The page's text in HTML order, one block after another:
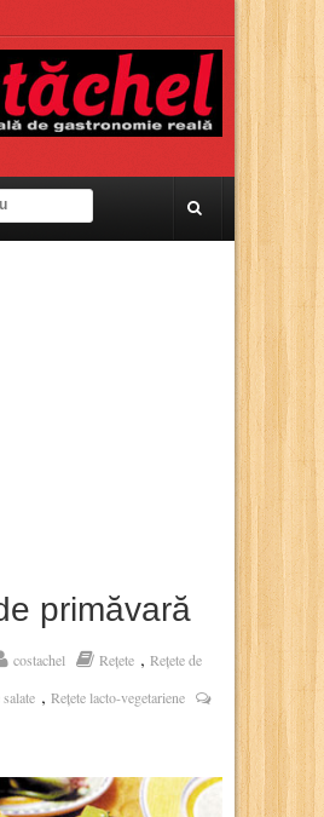
primăvară
costachel Rețete , Rețete de
, Rețete lacto-vegetariene